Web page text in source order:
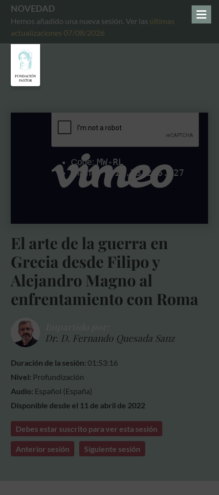
NOVEDAD
Hemos añadido una nueva sesión. Ver las últimas
actualizaciones 07/08/2026
El arte de la guerra en
Grecia desde Filipo y
Alejandro Magno al
enfrentamiento con Roma
Dr. D. Fernando Quesada Sanz
Duración de la sesión:01:53:16
Nivel: Profundización
Audio: Español (España)
Disponible desde el 11 de abril de 2022
Debes estar suscrito para ver esta sesión
Anterior sesión Siguiente sesión